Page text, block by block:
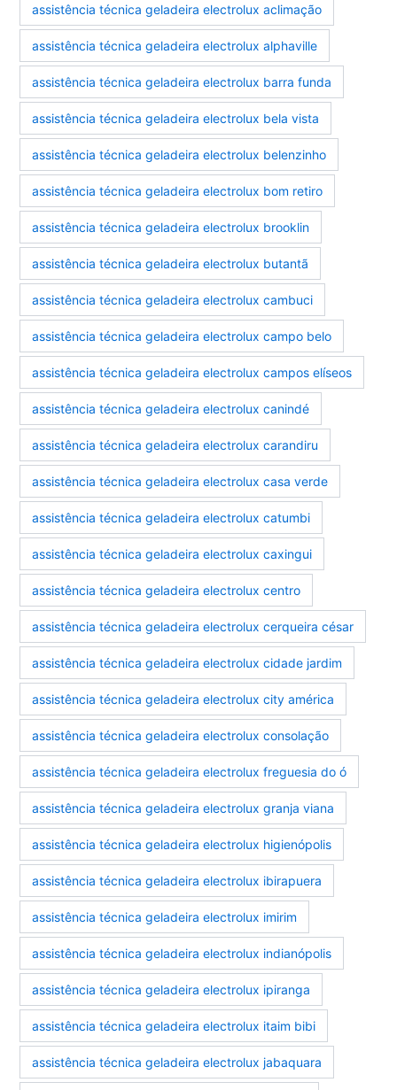
assistência técnica geladeira electrolux aclimação
assistência técnica geladeira electrolux alphaville
assistência técnica geladeira electrolux barra funda
assistência técnica geladeira electrolux bela vista
assistência técnica geladeira electrolux belenzinho
assistência técnica geladeira electrolux bom retiro
assistência técnica geladeira electrolux brooklin
assistência técnica geladeira electrolux butantã
assistência técnica geladeira electrolux cambuci
assistência técnica geladeira electrolux campo belo
assistência técnica geladeira electrolux campos elíseos
assistência técnica geladeira electrolux canindé
assistência técnica geladeira electrolux carandiru
assistência técnica geladeira electrolux casa verde
assistência técnica geladeira electrolux catumbi
assistência técnica geladeira electrolux caxingui
assistência técnica geladeira electrolux centro
assistência técnica geladeira electrolux cerqueira césar
assistência técnica geladeira electrolux cidade jardim
assistência técnica geladeira electrolux city américa
assistência técnica geladeira electrolux consolação
assistência técnica geladeira electrolux freguesia do ó
assistência técnica geladeira electrolux granja viana
assistência técnica geladeira electrolux higienópolis
assistência técnica geladeira electrolux ibirapuera
assistência técnica geladeira electrolux imirim
assistência técnica geladeira electrolux indianópolis
assistência técnica geladeira electrolux ipiranga
assistência técnica geladeira electrolux itaim bibi
assistência técnica geladeira electrolux jabaquara